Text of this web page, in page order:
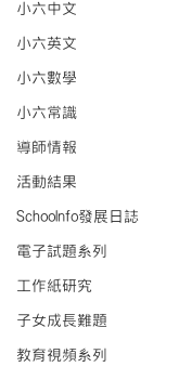
小六中文
小六英文
小六數學
小六常識
導師情報
活動結果
Schoolnfo發展日誌
電子試題系列
工作紙研究
子女成長難題
教育視頻系列